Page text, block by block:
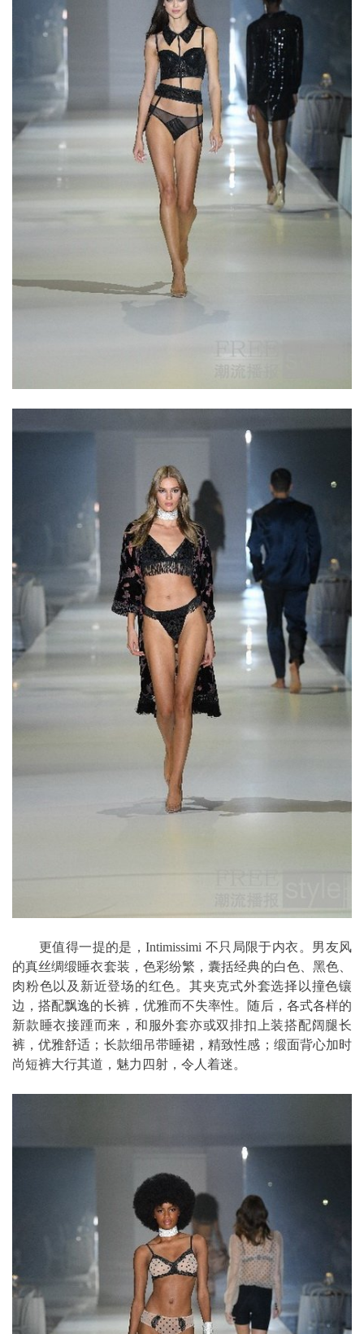
更值得一提的是，Intimissimi 不只局限于内衣。男友风
的真丝绸缎睡衣套装，色彩纷繁，囊括经典的白色、黑色、
肉粉色以及新近登场的红色。其夹克式外套选择以撞色镶
边，搭配飘逸的长裤，优雅而不失率性。随后，各式各样的
新款睡衣接踵而来，和服外套亦或双排扣上装搭配阔腿长
裤，优雅舒适；长款细吊带睡裙，精致性感；缎面背心加时
尚短裤大行其道，魅力四射，令人着迷。